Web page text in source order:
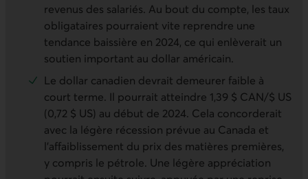
revenus des salariés. Au bout du compte, les taux
obligataires pourraient vite reprendre une
tendance baissière en 2024, ce qui enlèverait un
soutien important au dollar américain.
Le dollar canadien devrait demeurer faible à
court terme. Il pourrait atteindre 1,39 $ CAN/$ US
(0,72 $ US) au début de 2024. Cela concorderait
avec la légère récession prévue au Canada et
l’affaiblissement du prix des matières premières,
y compris le pétrole. Une légère appréciation